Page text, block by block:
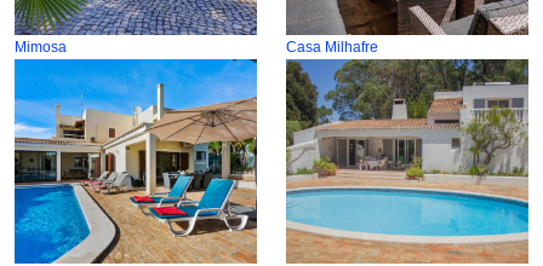
Mimosa Casa Milhafre